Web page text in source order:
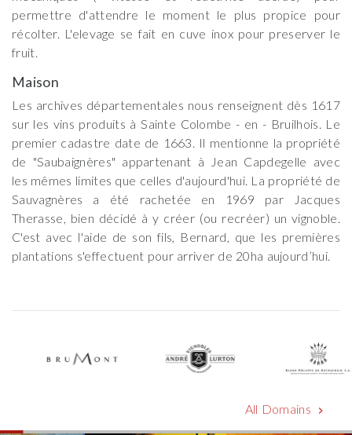
permettre d'attendre le moment le plus propice pour
récolter. L'elevage se fait en cuve inox pour preserver le
fruit.
Maison
Les archives départementales nous renseignent dès 1617
sur les vins produits à Sainte Colombe - en - Bruilhois. Le
premier cadastre date de 1663. Il mentionne la propriété
de "Saubaignères" appartenant à Jean Capdegelle avec
les mêmes limites que celles d'aujourd'hui. La propriété de
Sauvagnères a été rachetée en 1969 par Jacques
Therasse, bien décidé à y créer (ou recréer) un vignoble.
C'est avec l'aide de son fils, Bernard, que les premières
plantations s'effectuent pour arriver de 20ha aujourd’hui.
All Domains chevron_right